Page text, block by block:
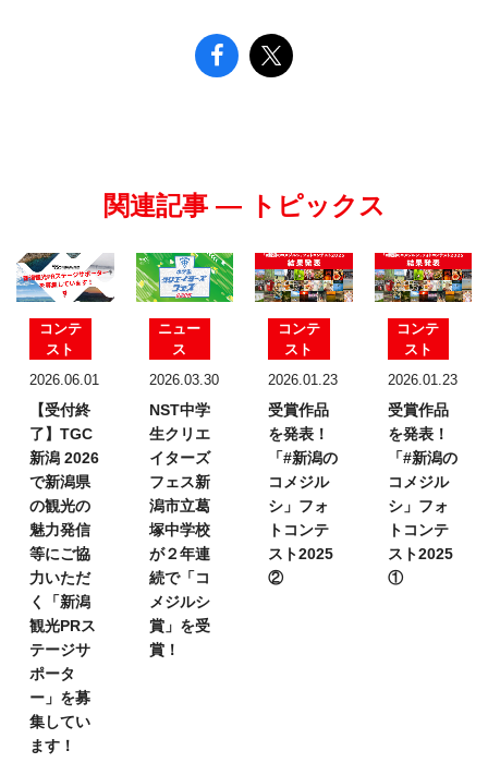
関連記事 — トピックス
コンテ
スト
2026.06.01
【受付終
了】TGC
新潟 2026
で新潟県
の観光の
魅力発信
等にご協
力いただ
く「新潟
観光PRス
テージサ
ポータ
ー」を募
集してい
ます！
ニュー
ス
2026.03.30
NST中学
生クリエ
イターズ
フェス新
潟市立葛
塚中学校
が２年連
続で「コ
メジルシ
賞」を受
賞！
コンテ
スト
2026.01.23
受賞作品
を発表！
「#新潟の
コメジル
シ」フォ
トコンテ
スト2025
②
コンテ
スト
2026.01.23
受賞作品
を発表！
「#新潟の
コメジル
シ」フォ
トコンテ
スト2025
①